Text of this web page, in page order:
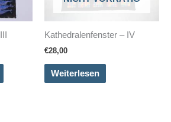
Kathedralenfenster – IV
€28,00
Weiterlesen